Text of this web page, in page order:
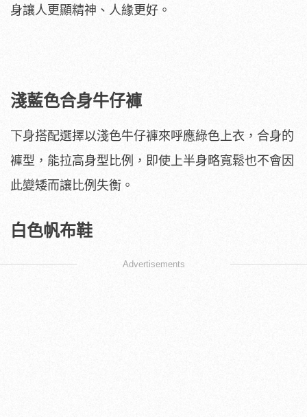
身讓人更顯精神、人緣更好。
淺藍色合身牛仔褲
下身搭配選擇以淺色牛仔褲來呼應綠色上衣，合身的
褲型，能拉高身型比例，即使上半身略寬鬆也不會因
此變矮而讓比例失衡。
白色帆布鞋
Advertisements